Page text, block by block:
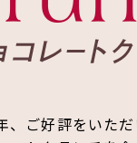
、ご好評をいた